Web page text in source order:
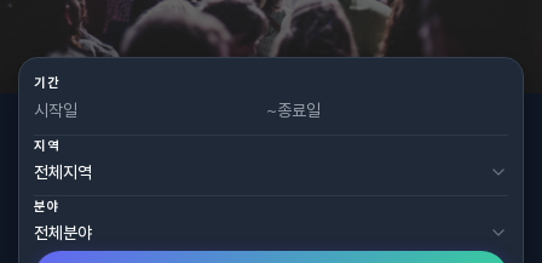
기간
~
지역
분야